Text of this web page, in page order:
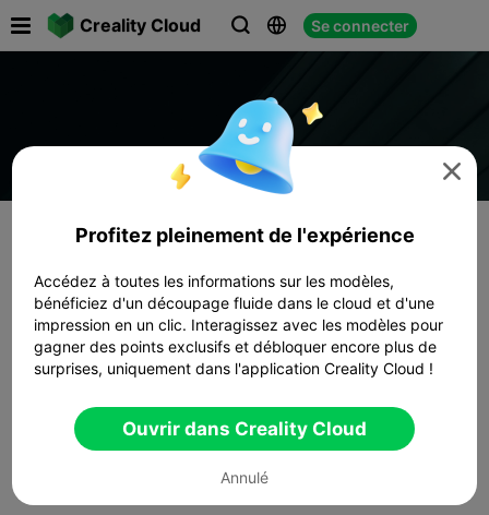
Creality Cloud   Se connecter

Profitez pleinement de l'expérience
Accédez à toutes les informations sur les modèles,
bénéficiez d'un découpage fluide dans le cloud et d'une
impression en un clic. Interagissez avec les modèles pour
gagner des points exclusifs et débloquer encore plus de
surprises, uniquement dans l'application Creality Cloud !
Ouvrir dans Creality Cloud
Annulé